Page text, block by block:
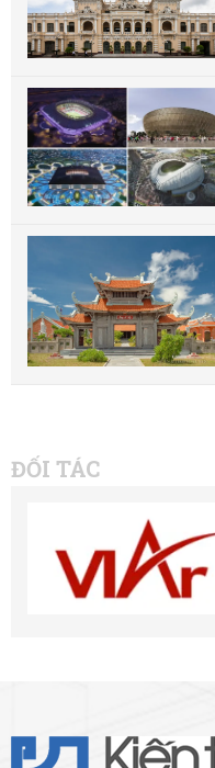
ĐỐI TÁC